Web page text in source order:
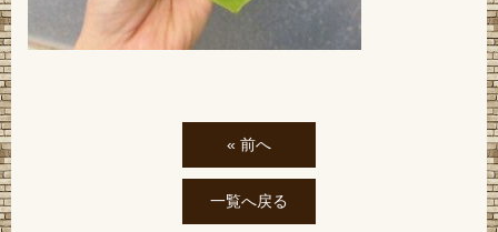
« 前へ
一覧へ戻る